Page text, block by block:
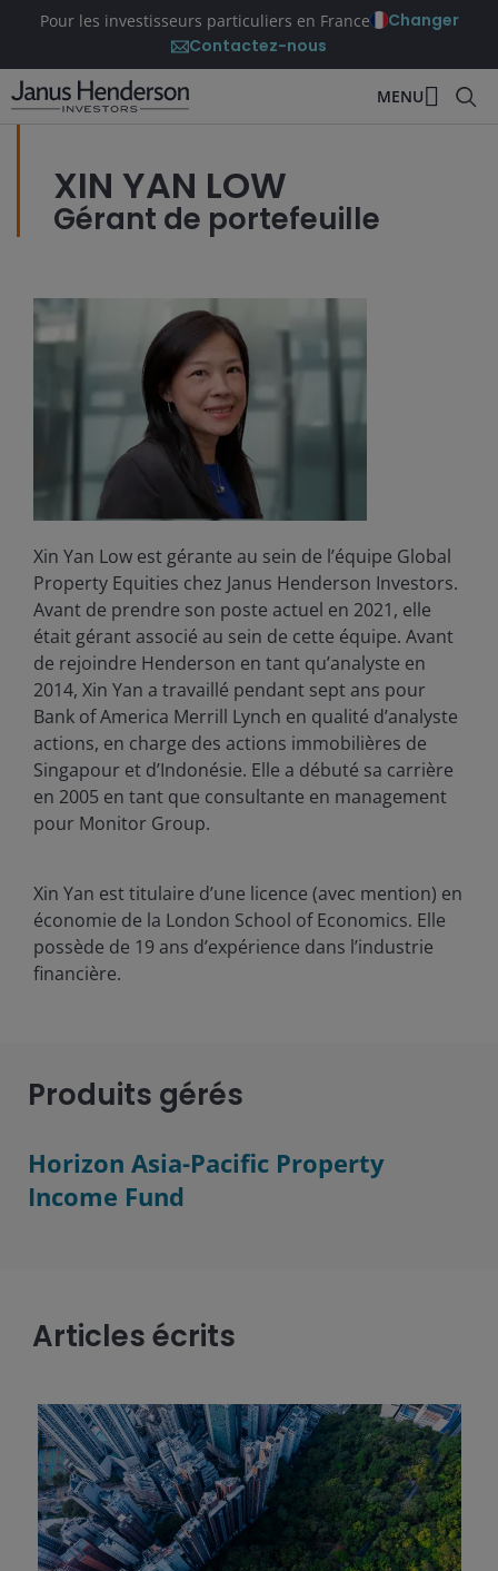
Pour les investisseurs particuliers en France
Changer
Contactez-nous
MENU
XIN YAN LOW
Gérant de portefeuille
Xin Yan Low est gérante au sein de l’équipe Global
Property Equities chez Janus Henderson Investors.
Avant de prendre son poste actuel en 2021, elle
était gérant associé au sein de cette équipe. Avant
de rejoindre Henderson en tant qu’analyste en
2014, Xin Yan a travaillé pendant sept ans pour
Bank of America Merrill Lynch en qualité d’analyste
actions, en charge des actions immobilières de
Singapour et d’Indonésie. Elle a débuté sa carrière
en 2005 en tant que consultante en management
pour Monitor Group.
Xin Yan est titulaire d’une licence (avec mention) en
économie de la London School of Economics. Elle
possède de 19ans d’expérience dans l’industrie
financière.
Produits gérés
Horizon Asia-Pacific Property
Income Fund
Articles écrits